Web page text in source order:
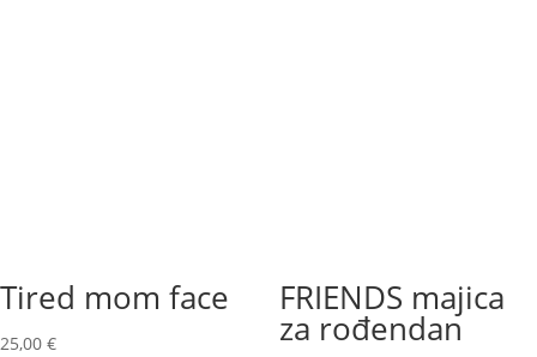
Tired mom face
25,00 €
FRIENDS majica
za rođendan